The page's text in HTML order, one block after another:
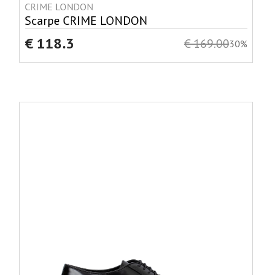
CRIME LONDON
Scarpe CRIME LONDON
€ 118.3 € 169.0030%